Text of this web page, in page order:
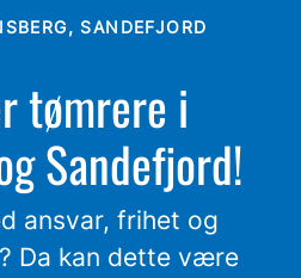
SANDEFJORD
tømrere i
Sandefjord!
ansvar, frihet og
Da kan dette være